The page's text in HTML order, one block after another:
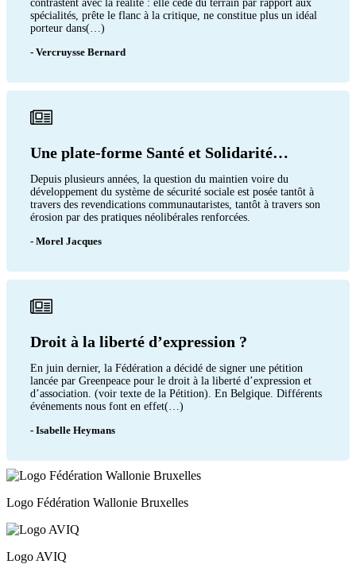
contrastent avec la réalité : elle cède du terrain par rapport aux
spécialités, prête le flanc à la critique, ne constitue plus un idéal
porteur dans(…)
- Vercruysse Bernard
Une plate-forme Santé et Solidarité…
Depuis plusieurs années, la question du maintien voire du
développement du système de sécurité sociale est posée tantôt à
travers des revendications communautaristes, tantôt à travers son
érosion par des pratiques néolibérales renforcées.
- Morel Jacques
Droit à la liberté d’expression ?
En juin dernier, la Fédération a décidé de signer une pétition
lancée par Greenpeace pour le droit à la liberté d’expression et
d’association. (voir texte de la Pétition). En Belgique. Différents
événements nous font en effet(…)
- Isabelle Heymans
Logo Fédération Wallonie Bruxelles
Logo AVIQ